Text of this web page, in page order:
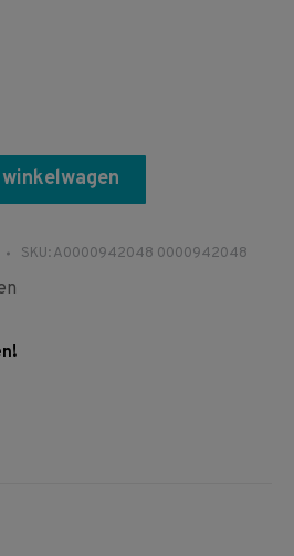
SKU:A0000942048 0000942048